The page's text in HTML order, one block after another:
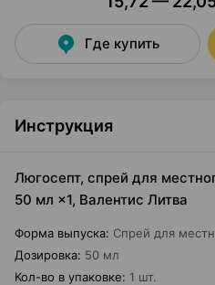
Где купить
Инструкция
Люгосепт, спрей для
50 мл ×1, Валентис Литва
Форма выпуска: Спрей для
Дозировка: 50 мл
Кол-во в упаковке: 1 шт.